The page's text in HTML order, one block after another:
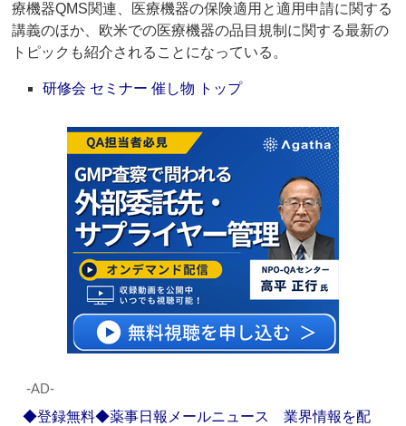
療機器QMS関連、医療機器の保険適用と適用申請に関する
講義のほか、欧米での医療機器の品目規制に関する最新の
トピックも紹介されることになっている。
研修会 セミナー 催し物 トップ
‐AD‐
◆登録無料◆薬事日報メールニュース 業界情報を配